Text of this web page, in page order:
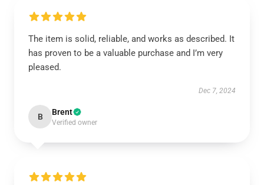
The item is solid, reliable, and works as described. It
has proven to be a valuable purchase and I’m very
pleased.
Dec 7, 2024
B Brent
Verified owner